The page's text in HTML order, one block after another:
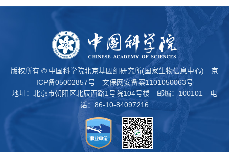
版权所有 © 中国科学院北京基因组研究所(国家生物信息中心) 京
ICP备05002857号
文保网安备案1101050063号
地址：北京市朝阳区北辰西路1号院104号楼 邮编：100101 电
话：86-10-84097216